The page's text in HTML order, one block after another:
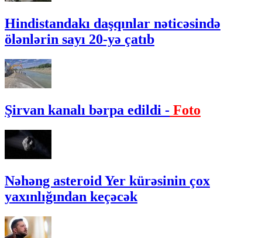
Hindistandakı daşqınlar nəticəsində
ölənlərin sayı 20-yə çatıb
Şirvan kanalı bərpa edildi - Foto
Nəhəng asteroid Yer kürəsinin çox
yaxınlığından keçəcək